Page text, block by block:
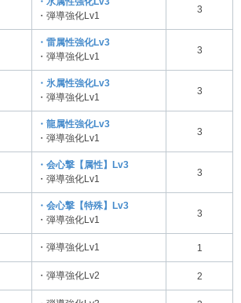
・弾導強化Lv1
3
・雷属性強化Lv3
・弾導強化Lv1
3
・氷属性強化Lv3
・弾導強化Lv1
3
・龍属性強化Lv3
・弾導強化Lv1
3
・会心撃【属性】Lv3
・弾導強化Lv1
3
・会心撃【特殊】Lv3
・弾導強化Lv1
3
・弾導強化Lv1 1
・弾導強化Lv2 2